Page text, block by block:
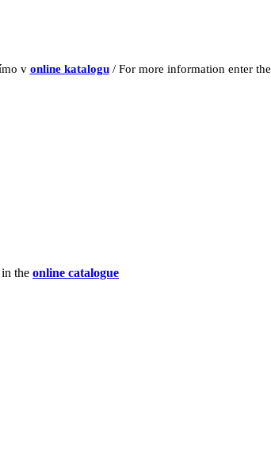
v online katalogu/ For more information enter the
the online catalogue